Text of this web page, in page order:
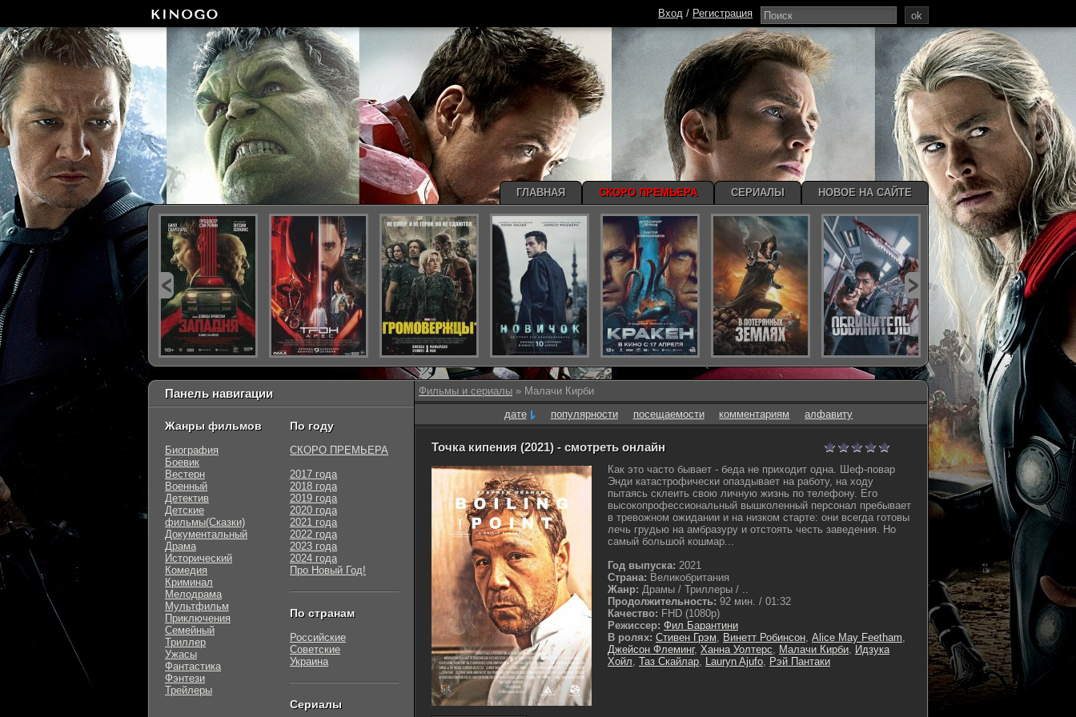
Фильмы и сериалы » Малачи Кирби
дате
популярности посещаемости комментариям алфавиту
Точка кипения (2021) - смотреть онлайн
Как это часто бывает - беда не приходит одна. Шеф-повар
Энди катастрофически опаздывает на работу, на ходу
пытаясь склеить свою личную жизнь по телефону. Его
высокопрофессиональный вышколенный персонал пребывает
в тревожном ожидании и на низком старте: они всегда готовы
лечь грудью на амбразуру и отстоять честь заведения. Но
самый большой кошмар...
Год выпуска: 2021
Страна: Великобритания
Жанр: Драмы / Триллеры / ..
Продолжительность: 92 мин. / 01:32
Качество: FHD (1080p)
Режиссер: Фил Барантини
В ролях: Стивен Грэм, Винетт Робинсон, Alice May Feetham,
Джейсон Флеминг, Ханна Уолтерс, Малачи Кирби, Идзука
Хойл, Таз Скайлар, Lauryn Ajufo, Рэй Пантаки
Панель навигации
Жанры фильмов
Биография
Боевик
Вестерн
Военный
Детектив
Детские
фильмы(Сказки)
Документальный
Драма
Исторический
Комедия
Криминал
Мелодрама
Мультфильм
Приключения
Семейный
Триллер
Ужасы
Фантастика
Фэнтези
Трейлеры
По году
СКОРО ПРЕМЬЕРА
2017 года
2018 года
2019 года
2020 года
2021 года
2022 года
2023 года
2024 года
Про Новый Год!
По странам
Российские
Советские
Украина
Сериалы
ok
Вход / Регистрация
ГЛАВНАЯ СКОРО ПРЕМЬЕРА СЕРИАЛЫ НОВОЕ НА САЙТЕ